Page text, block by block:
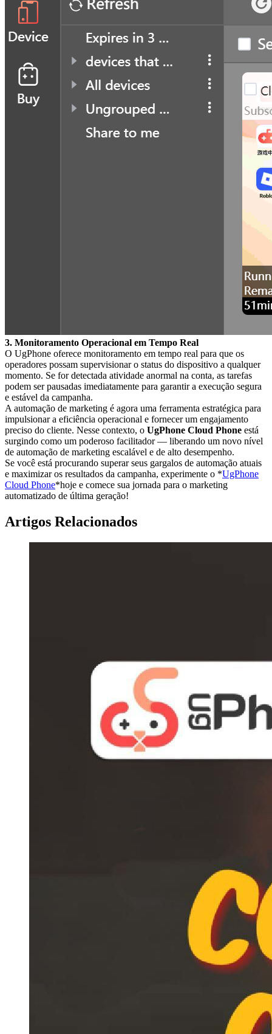
3. Monitoramento Operacional em Tempo Real
O UgPhone oferece monitoramento em tempo real para que os
operadores possam supervisionar o status do dispositivo a qualquer
momento. Se for detectada atividade anormal na conta, as tarefas
podem ser pausadas imediatamente para garantir a execução segura
e estável da campanha.
A automação de marketing é agora uma ferramenta estratégica para
impulsionar a eficiência operacional e fornecer um engajamento
preciso do cliente. Nesse contexto, o UgPhone Cloud Phone está
surgindo como um poderoso facilitador — liberando um novo nível
de automação de marketing escalável e de alto desempenho.
Se você está procurando superar seus gargalos de automação atuais
e maximizar os resultados da campanha, experimente o *UgPhone
Cloud Phone*hoje e comece sua jornada para o marketing
automatizado de última geração!
Artigos Relacionados